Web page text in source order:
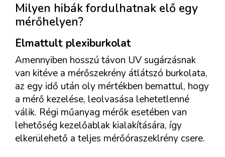
Milyen hibák fordulhatnak elő egy
mérőhelyen?
Elmattult plexiburkolat
Amennyiben hosszú távon UV sugárzásnak
van kitéve a mérőszekrény átlátszó burkolata,
az egy idő után oly mértékben bemattul, hogy
a mérő kezelése, leolvasása lehetetlenné
válik. Régi műanyag mérők esetében van
lehetőség kezelőablak kialakítására, így
elkerülehető a teljes mérőóraszeklrény csere.